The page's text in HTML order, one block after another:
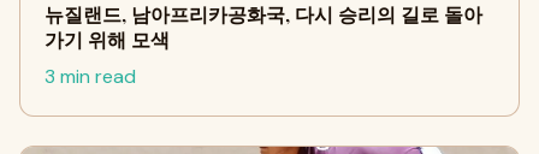
뉴질랜드, 남아프리카공화국, 다시 승리의 길로 돌아
가기 위해 모색
3 min read